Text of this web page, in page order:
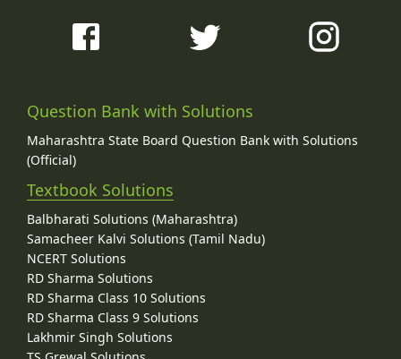
Question Bank with Solutions
Maharashtra State Board Question Bank with Solutions
(Official)
Textbook Solutions
Balbharati Solutions (Maharashtra)
Samacheer Kalvi Solutions (Tamil Nadu)
NCERT Solutions
RD Sharma Solutions
RD Sharma Class 10 Solutions
RD Sharma Class 9 Solutions
Lakhmir Singh Solutions